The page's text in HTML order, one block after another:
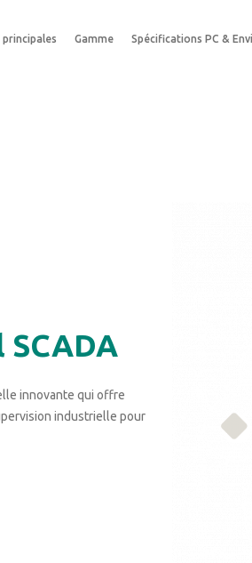
principales Gamme Spécifications PC &
innovante qui offre
industrielle pour